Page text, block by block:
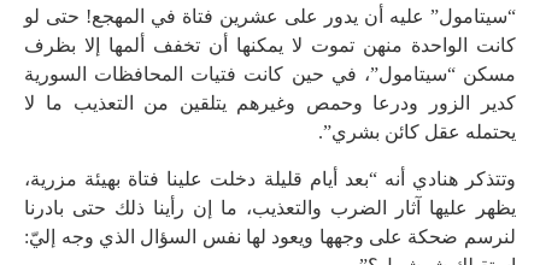
“سيتامول” عليه أن يدور على عشرين فتاة في المهجع! حتى لو
كانت الواحدة منهن تموت لا يمكنها أن تخفف ألمها إلا بظرف
مسكن “سيتامول”، في حين كانت فتيات المحافظات السورية
كدير الزور ودرعا وحمص وغيرهم يتلقين من التعذيب ما لا
يحتمله عقل كائن بشري”.
وتتذكر هنادي أنه “بعد أيام قليلة دخلت علينا فتاة بهيئة مزرية،
يظهر عليها آثار الضرب والتعذيب، ما إن رأينا ذلك حتى بادرنا
لنرسم ضحكة على وجهها ويعود لها نفس السؤال الذي وجه إليّ: